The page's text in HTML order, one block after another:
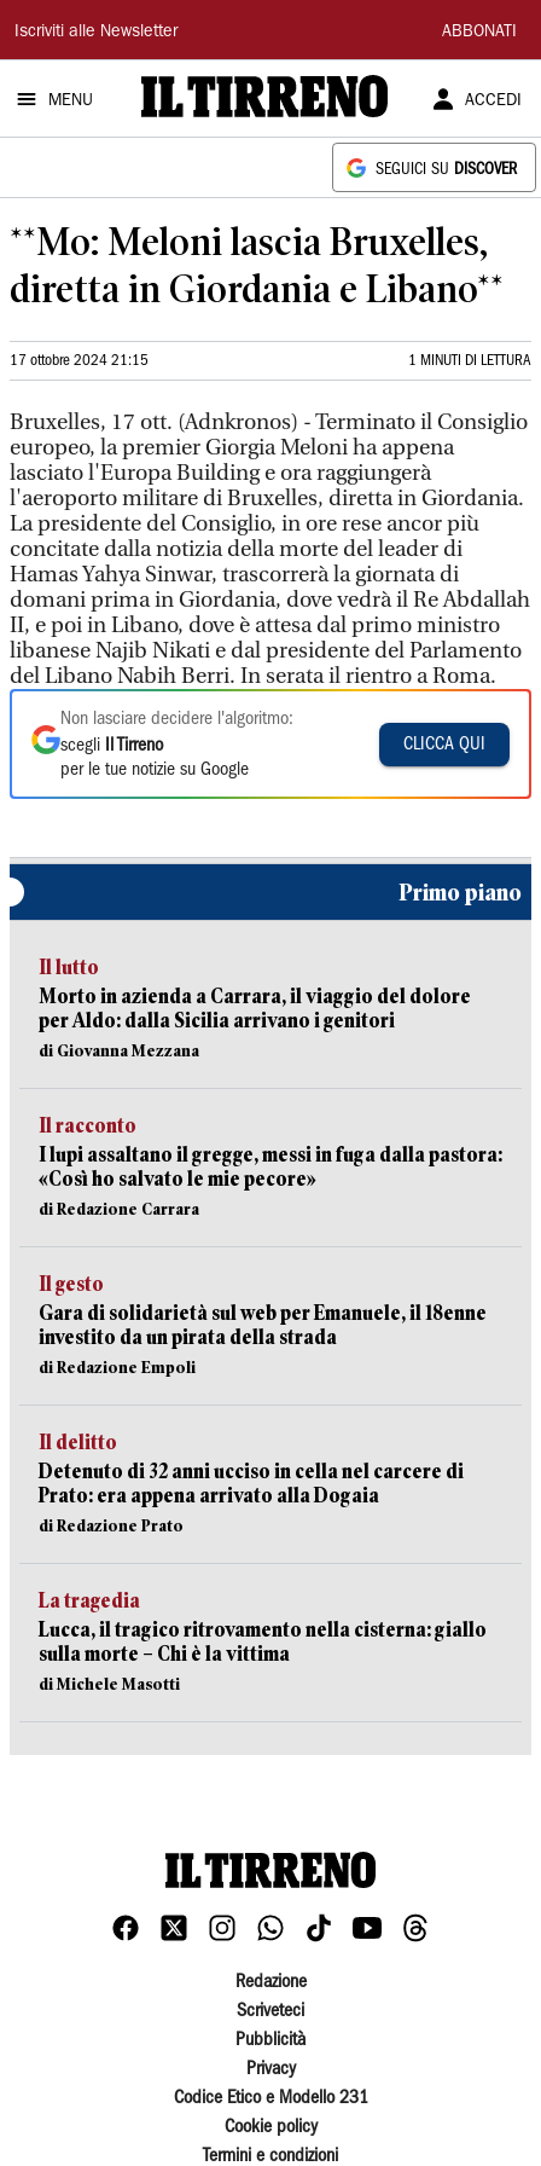
Il
Tirreno
Iscriviti alle Newsletter ABBONATI
MENU ACCEDI
SEGUICI SU DISCOVER
**Mo: Meloni lascia Bruxelles,
diretta in Giordania e Libano**
17 ottobre 2024 21:15 1 MINUTI DI LETTURA
Bruxelles, 17 ott. (Adnkronos) - Terminato il Consiglio
europeo, la premier Giorgia Meloni ha appena
lasciato l'Europa Building e ora raggiungerà
l'aeroporto militare di Bruxelles, diretta in Giordania.
La presidente del Consiglio, in ore rese ancor più
concitate dalla notizia della morte del leader di
Hamas Yahya Sinwar, trascorrerà la giornata di
domani prima in Giordania, dove vedrà il Re Abdallah
II, e poi in Libano, dove è attesa dal primo ministro
libanese Najib Nikati e dal presidente del Parlamento
del Libano Nabih Berri. In serata il rientro a Roma.
Non lasciare decidere l'algoritmo:
scegli
Il Tirreno
per le tue notizie su Google
CLICCA QUI
Primo piano
Il lutto
Morto in azienda a Carrara, il viaggio del dolore
per Aldo: dalla Sicilia arrivano i genitori
di Giovanna Mezzana
Il racconto
I lupi assaltano il gregge, messi in fuga dalla pastora:
«Così ho salvato le mie pecore»
di Redazione Carrara
Il gesto
Gara di solidarietà sul web per Emanuele, il 18enne
investito da un pirata della strada
di Redazione Empoli
Il delitto
Detenuto di 32 anni ucciso in cella nel carcere di
Prato: era appena arrivato alla Dogaia
di Redazione Prato
La tragedia
Lucca, il tragico ritrovamento nella cisterna: giallo
sulla morte – Chi è la vittima
di Michele Masotti
Redazione
Scriveteci
Pubblicità
Privacy
Codice Etico e Modello 231
Cookie policy
Termini e condizioni